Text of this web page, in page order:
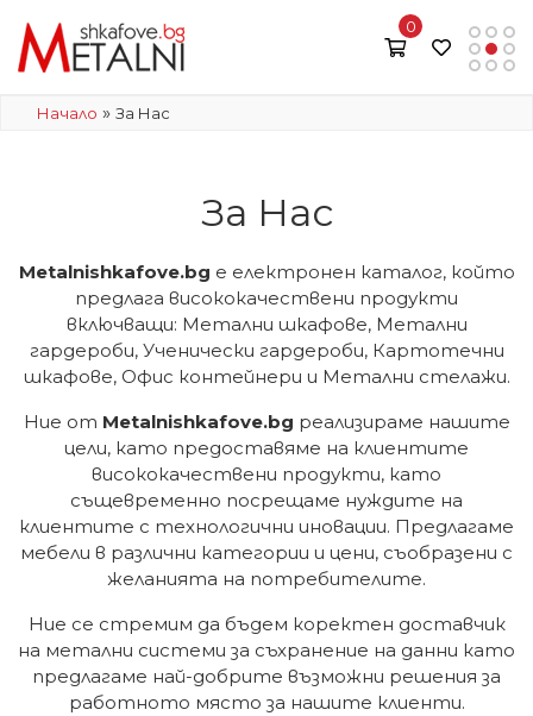
0
Начало » За Нас
За Нас
Metalnishkafove.bg е електронен каталог, който
предлага висококачествени продукти
включващи: Метални шкафове, Метални
гардероби, Ученически гардероби, Картотечни
шкафове, Офис контейнери и Метални стелажи.
Ние от Metalnishkafove.bg реализираме нашите
цели, като предоставяме на клиентите
висококачествени продукти, като
същевременно посрещаме нуждите на
клиентите с технологични иновации. Предлагаме
мебели в различни категории и цени, съобразени с
желанията на потребителите.
Ние се стремим да бъдем коректен доставчик
на метални системи за съхранение на данни като
предлагаме най-добрите възможни решения за
работното място за нашите клиенти.